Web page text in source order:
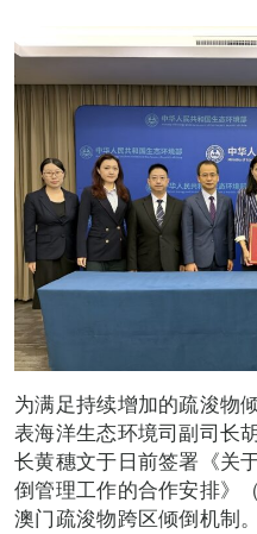
为满足持续增加的疏浚物
表海洋生态环境司副司长
长黄穗文于日前签署《关
倒管理工作的合作安排》
澳门疏浚物跨区倾倒机制。